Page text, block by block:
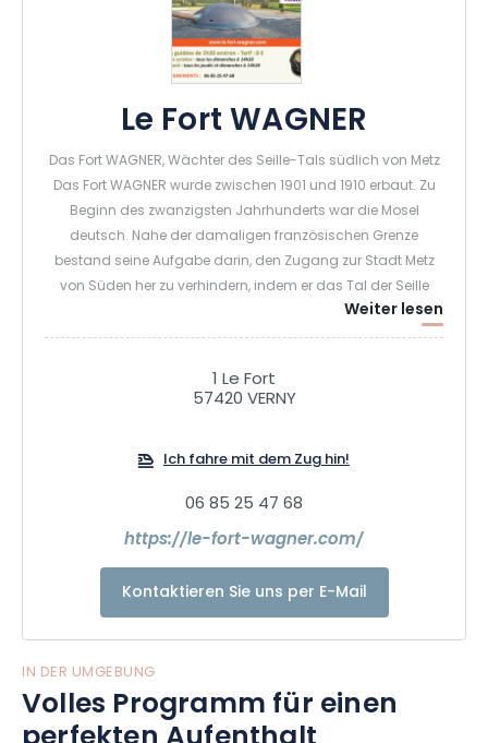
Le Fort WAGNER
Das Fort WAGNER, Wächter des Seille-Tals südlich von Metz
Das Fort WAGNER wurde zwischen 1901 und 1910 erbaut. Zu
Beginn des zwanzigsten Jahrhunderts war die Mosel
deutsch. Nahe der damaligen französischen Grenze
bestand seine Aufgabe darin, den Zugang zur Stadt Metz
von Süden her zu verhindern, indem er das Tal der Seille
unter dem Feuer einer starken Artillerie hielt. Sie bestand aus
etwa 30 Kanonen und Haubitzen verschiedener Kaliber und
größten Geschütze hatten eine Reichweite von fast 20
Weiter lesen
1 Le Fort
57420 VERNY
Ich fahre mit dem Zug hin!
06 85 25 47 68
https://le-fort-wagner.com/
Kontaktieren Sie uns per E-Mail
IN DER UMGEBUNG
Volles Programm für einen